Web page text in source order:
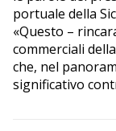
portuale della
«Questo –
commerciali
che, nel
significativo